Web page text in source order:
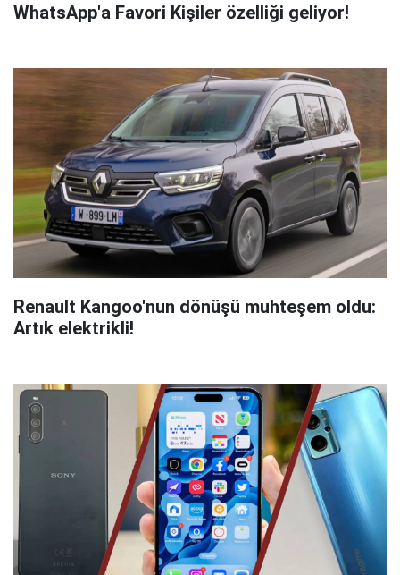
WhatsApp'a Favori Kişiler özelliği geliyor!
Renault Kangoo'nun dönüşü muhteşem oldu:
Artık elektrikli!